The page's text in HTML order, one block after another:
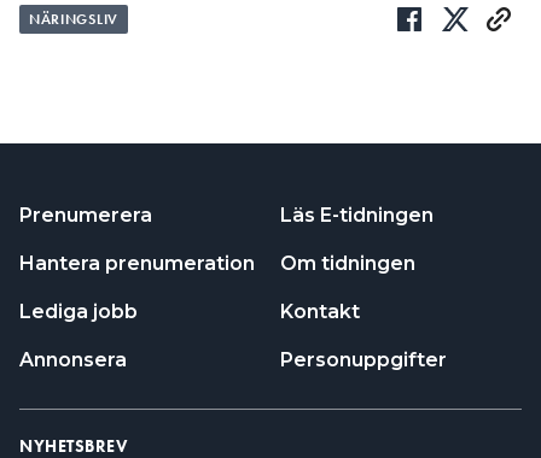
NÄRINGSLIV
Prenumerera
Hantera prenumeration
Lediga jobb
Annonsera
Läs E-tidningen
Om tidningen
Kontakt
Personuppgifter
NYHETSBREV